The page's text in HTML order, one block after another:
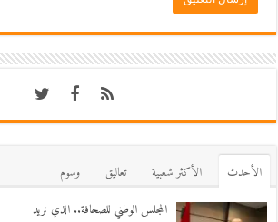
اﻷحدث اﻷكثر شعبية تعاليق
وسوم
المجلس الوطني للصحافة.. الذي نريد